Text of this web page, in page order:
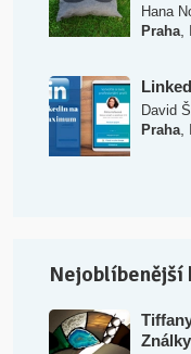
Hana
Praha,
David
Praha,